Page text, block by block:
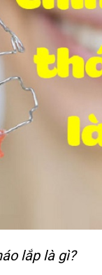
lắp là gì?